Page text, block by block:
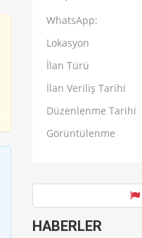
WhatsApp:
Lokasyon
İlan Türü
İlan Veriliş Tarihi
Düzenlenme Tarihi
Görüntülenme
HABERLER